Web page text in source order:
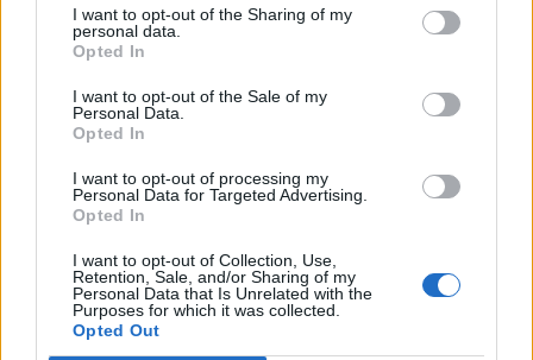
I want to opt-out of the Sharing of my
personal data.
Opted In
I want to opt-out of the Sale of my
Personal Data.
Opted In
I want to opt-out of processing my
Personal Data for Targeted Advertising.
Opted In
I want to opt-out of Collection, Use,
Retention, Sale, and/or Sharing of my
Personal Data that Is Unrelated with the
Purposes for which it was collected.
Opted Out
Arată rezultatele
ad